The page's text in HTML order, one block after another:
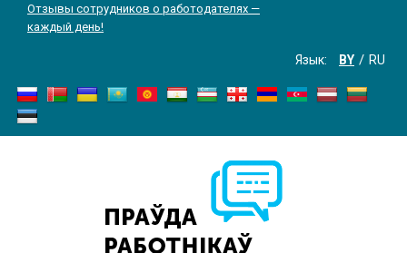
Отзывы сотрудников о работодателях —
каждый день!
Язык: BY RU